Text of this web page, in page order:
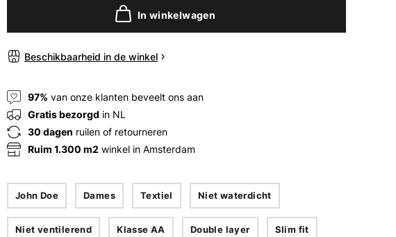
In winkelwagen
Beschikbaarheid in de winkel
97% van onze klanten beveelt ons aan
Gratis bezorgd in NL
30 dagen ruilen of retourneren
Ruim 1.300 m2 winkel in Amsterdam
John Doe Dames Textiel Niet waterdicht
Niet ventilerend Klasse AA Double layer Slim fit